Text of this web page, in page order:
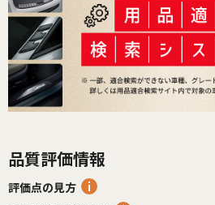
品質評価情報
評価点の見方